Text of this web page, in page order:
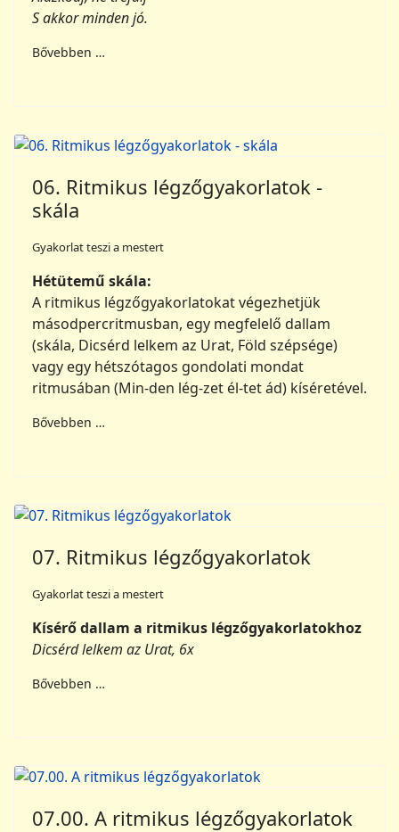
S akkor minden jó.
Bővebben …
06. Ritmikus légzőgyakorlatok -
skála
Gyakorlat teszi a mestert
Hétütemű skála:
A ritmikus légzőgyakorlatokat végezhetjük
másodpercritmusban, egy megfelelő dallam
(skála, Dicsérd lelkem az Urat, Föld szépsége)
vagy egy hétszótagos gondolati mondat
ritmusában (Min-den lég-zet él-tet ád) kíséretével.
Bővebben …
07. Ritmikus légzőgyakorlatok
Gyakorlat teszi a mestert
Kísérő dallam a ritmikus légzőgyakorlatokhoz
Dicsérd lelkem az Urat, 6x
Bővebben …
07.00. A ritmikus légzőgyakorlatok